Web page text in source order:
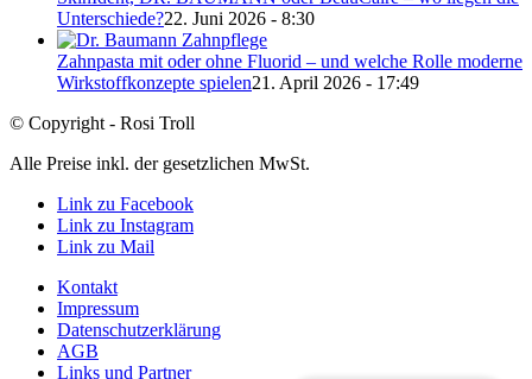
Unterschiede?22. Juni 2026 - 8:30
Zahnpasta mit oder ohne Fluorid – und welche Rolle moderne
Wirkstoffkonzepte spielen21. April 2026 - 17:49
© Copyright - Rosi Troll
Alle Preise inkl. der gesetzlichen MwSt.
Link zu Facebook
Link zu Instagram
Link zu Mail
Kontakt
Impressum
Datenschutzerklärung
AGB
Links und Partner